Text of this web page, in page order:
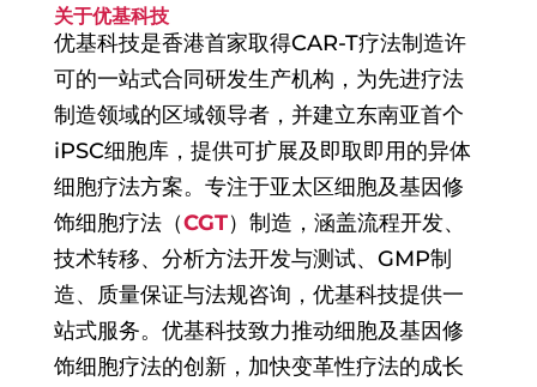
关于优基科技
优基科技是香港首家取得CAR-T疗法制造许
可的一站式合同研发生产机构，为先进疗法
制造领域的区域领导者，并建立东南亚首个
iPSC细胞库，提供可扩展及即取即用的异体
细胞疗法方案。专注于亚太区细胞及基因修
饰细胞疗法（CGT）制造，涵盖流程开发、
技术转移、分析方法开发与测试、GMP制
造、质量保证与法规咨询，优基科技提供一
站式服务。优基科技致力推动细胞及基因修
饰细胞疗法的创新，加快变革性疗法的成长